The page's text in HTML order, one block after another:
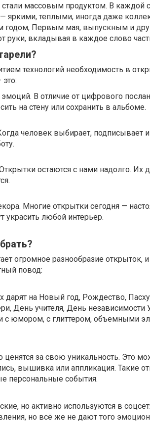
стали массовым продуктом. В каждой
яркими, теплыми, иногда даже
годом, Первым мая, выпускным и
руки, вкладывая в каждое слово
технологий необходимость в
В отличие от цифрового
на стену или сохранить в альбоме.
человек выбирает, подписывает и
остаются с нами надолго. Их
Многие открытки сегодня —
украсить любой интерьер.
огромное разнообразие открыток,
повод:
дарят на Новый год, Рождество,
День учителя, День независимости
с юмором, с глиттером, объемными
за свою уникальность. Это
вышивка или аппликация. Такие
персональные события.
но активно используются в
но всё же не дают того